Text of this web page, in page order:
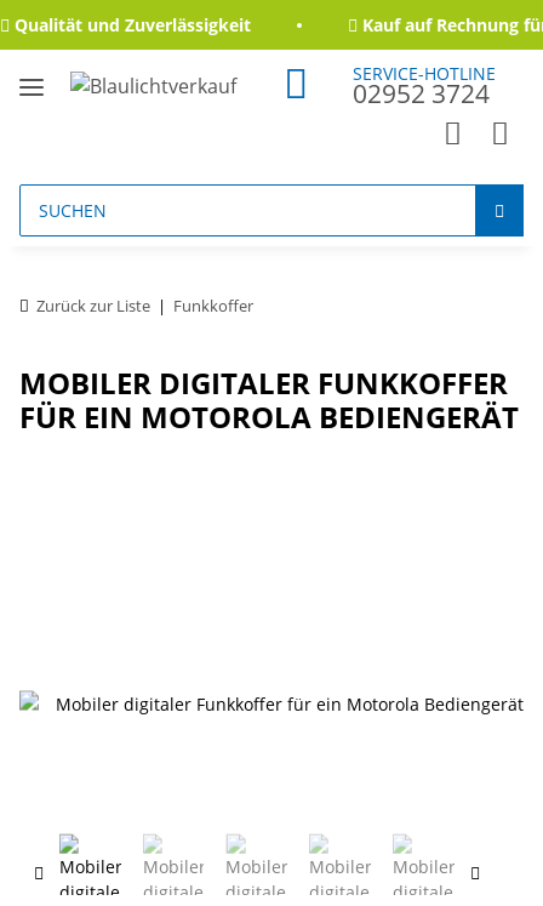
und Zuverlässigkeit Kauf auf Rechnung für
SERVICE-HOTLINE
02952 3724
Zurück zur Liste Funkkoffer
MOBILER DIGITALER FUNKKOFFER
FÜR EIN MOTOROLA BEDIENGERÄT